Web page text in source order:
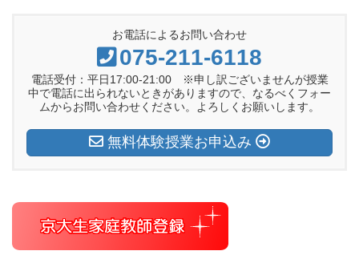
お電話によるお問い合わせ
075-211-6118
電話受付：平日17:00-21:00 ※申し訳ございませんが授業
中で電話に出られないときがありますので、なるべくフォー
ムからお問い合わせください。よろしくお願いします。
無料体験授業お申込み